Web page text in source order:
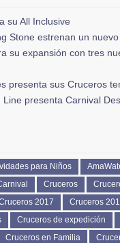
su All Inclusive
Stone estrenan un
su expansión con tres
presenta sus Cruceros
Line presenta Carnival
para Niños
Cruceros
2017 Cruceros
Cruceros de expedición
Cruceros en Familia